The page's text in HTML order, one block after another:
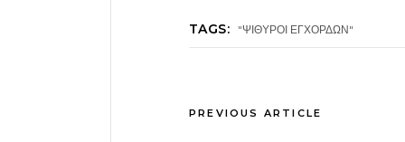
TAGS: "ΨΙΘΥΡΟΙ ΕΓΧΟΡΔΩΝ"
PREVIOUS ARTICLE